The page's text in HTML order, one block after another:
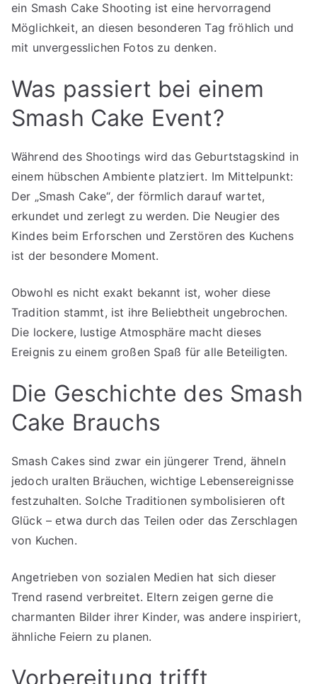
ein Smash Cake Shooting ist eine hervorragend
Möglichkeit, an diesen besonderen Tag fröhlich und
mit unvergesslichen Fotos zu denken.
Was passiert bei einem
Smash Cake Event?
Während des Shootings wird das Geburtstagskind in
einem hübschen Ambiente platziert. Im Mittelpunkt:
Der „Smash Cake“, der förmlich darauf wartet,
erkundet und zerlegt zu werden. Die Neugier des
Kindes beim Erforschen und Zerstören des Kuchens
ist der besondere Moment.
Obwohl es nicht exakt bekannt ist, woher diese
Tradition stammt, ist ihre Beliebtheit ungebrochen.
Die lockere, lustige Atmosphäre macht dieses
Ereignis zu einem großen Spaß für alle Beteiligten.
Die Geschichte des Smash
Cake Brauchs
Smash Cakes sind zwar ein jüngerer Trend, ähneln
jedoch uralten Bräuchen, wichtige Lebensereignisse
festzuhalten. Solche Traditionen symbolisieren oft
Glück – etwa durch das Teilen oder das Zerschlagen
von Kuchen.
Angetrieben von sozialen Medien hat sich dieser
Trend rasend verbreitet. Eltern zeigen gerne die
charmanten Bilder ihrer Kinder, was andere inspiriert,
ähnliche Feiern zu planen.
Vorbereitung trifft